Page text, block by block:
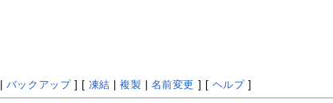
| バックアップ] [ 凍結 |複製 | 名前変更 ] [ ヘルプ]